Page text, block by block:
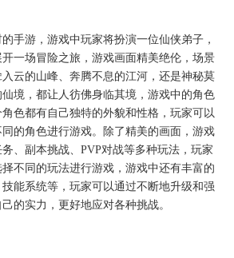
手游，游戏中玩家将扮演一位仙侠弟子，
一场冒险之旅，游戏画面精美绝伦，场景
云的山峰、奔腾不息的江河，还是神秘莫
境，都让人彷佛身临其境，游戏中的角色
色都有自己独特的外貌和性格，玩家可以
的角色进行游戏。除了精美的画面，游戏
、副本挑战、PVP对战等多种玩法，玩家
不同的玩法进行游戏，游戏中还有丰富的
能系统等，玩家可以通过不断地升级和强
的实力，更好地应对各种挑战。